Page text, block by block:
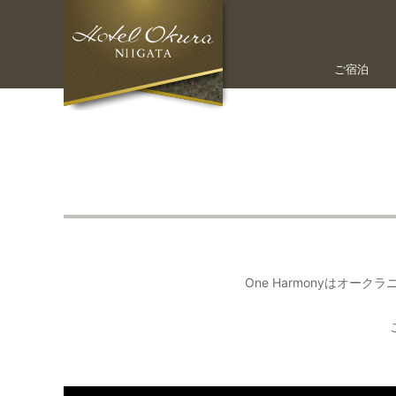
ご宿泊
One Harmonyはオークラ